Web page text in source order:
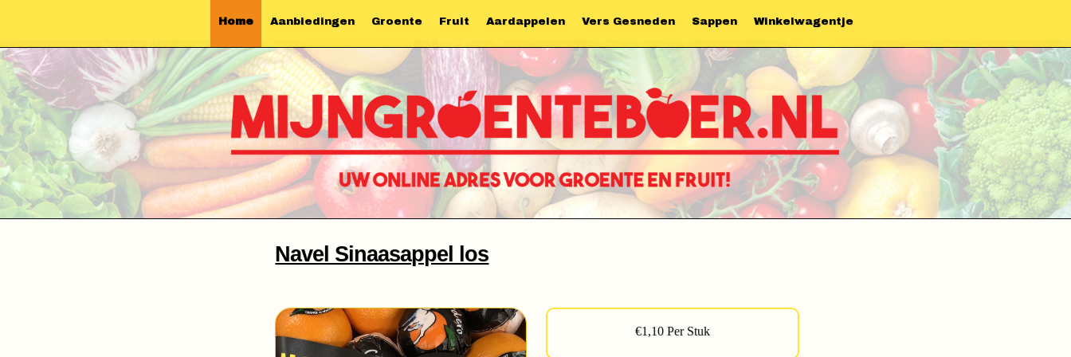
Home Aanbiedingen Groente Fruit Aardappelen Vers Gesneden Sappen Winkelwagentje
Navel Sinaasappel los
€1,10 Per Stuk